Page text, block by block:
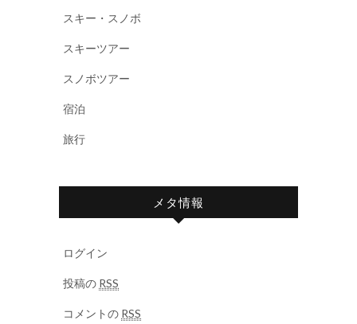
スキー・スノボ
スキーツアー
スノボツアー
宿泊
旅行
メタ情報
ログイン
投稿の RSS
コメントの RSS